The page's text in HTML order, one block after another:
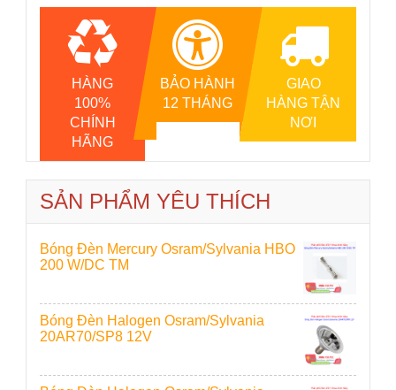
HÀNG
100%
CHÍNH
HÃNG
BẢO HÀNH
12 THÁNG
GIAO
HÀNG TẬN
NƠI
SẢN PHẨM YÊU THÍCH
Bóng Đèn Mercury Osram/Sylvania HBO
200 W/DC TM
Bóng Đèn Halogen Osram/Sylvania
20AR70/SP8 12V